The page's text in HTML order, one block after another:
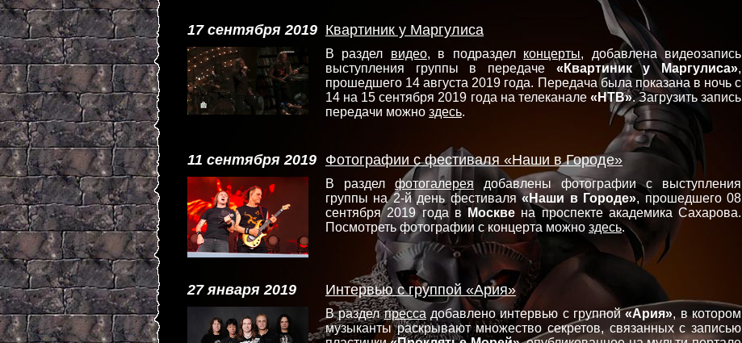
17 сентября 2019 Квартиник у Маргулиса
В раздел видео, в подраздел концерты, добавлена видеозапись
выступления группы в передаче «Квартиник у Маргулиса»,
прошедшего 14 августа 2019 года. Передача была показана в ночь с
14 на 15 сентября 2019 года на телеканале «НТВ». Загрузить запись
передачи можно здесь.
11 сентября 2019 Фотографии с фестиваля «Наши в Городе»
В раздел фотогалерея добавлены фотографии с выступления
группы на 2-й день фестиваля«Наши в Городе», прошедшего 08
сентября 2019 года в
Москве на проспекте академика Сахарова.
Посмотреть фотографии с концерта можно здесь.
27 января 2019 Интервью с группой «Ария»
В разделпрессадобавлено интервью с группой«Ария», в котором
музыканты раскрывают множество секретов, связанных с записью